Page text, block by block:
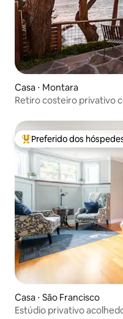
Casa ⋅ Montara
Retiro costeiro privativo
Entre os melhores
Preferido dos
Casa ⋅ São Francisco
Estúdio privativo